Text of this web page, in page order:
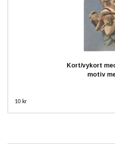
Kort/vykort
motiv
10 kr